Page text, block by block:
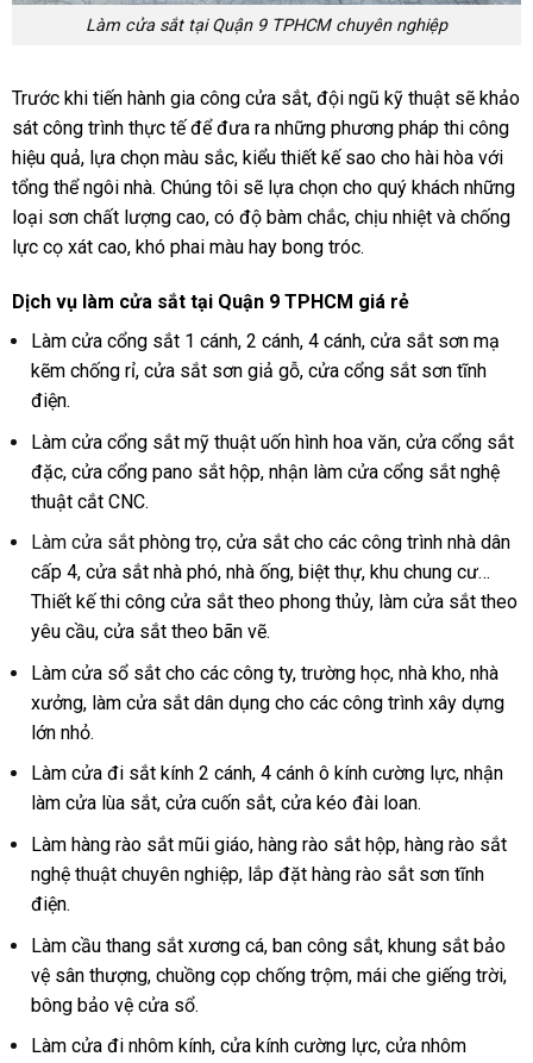
Làm cửa sắt tại Quận 9 TPHCM chuyên nghiệp
Trước khi tiến hành gia công cửa sắt, đội ngũ kỹ thuật sẽ khảo
sát công trình thực tế để đưa ra những phương pháp thi công
hiệu quả, lựa chọn màu sắc, kiểu thiết kế sao cho hài hòa với
tổng thể ngôi nhà. Chúng tôi sẽ lựa chọn cho quý khách những
loại sơn chất lượng cao, có độ bàm chắc, chịu nhiệt và chống
lực cọ xát cao, khó phai màu hay bong tróc.
Dịch vụ làm cửa sắt tại Quận 9 TPHCM giá rẻ
Làm cửa cổng sắt 1 cánh, 2 cánh, 4 cánh, cửa sắt sơn mạ
kẽm chống rỉ, cửa sắt sơn giả gỗ, cửa cổng sắt sơn tĩnh
điện.
Làm cửa cổng sắt mỹ thuật uốn hình hoa văn, cửa cổng sắt
đặc, cửa cổng pano sắt hộp, nhận làm cửa cổng sắt nghệ
thuật cắt CNC.
Làm cửa sắtphòng trọ, cửa sắt cho các công trình nhà dân
cấp 4, cửa sắt nhà phó, nhà ống, biệt thự, khu chung cư…
Thiết kế thi công cửa sắt theo phong thủy, làm cửa sắt theo
yêu cầu, cửa sắt theo bãn vẽ.
Làm cửa sổ sắt cho các công ty, trường học, nhà kho, nhà
xưởng, làm cửa sắt dân dụng cho các công trình xây dựng
lớn nhỏ.
Làm cửa đi sắt kính 2 cánh, 4 cánh ô kính cường lực, nhận
làm cửa lùa sắt, cửa cuốn sắt, cửa kéo đài loan.
Làm hàng rào sắt mũi giáo, hàng rào sắt hộp, hàng rào sắt
nghệ thuật chuyên nghiệp, lắp đặt hàng rào sắt sơn tĩnh
điện.
Làm cầu thang sắt xương cá, ban công sắt, khung sắt bảo
vệ sân thượng, chuồng cọp chống trộm, mái che giếng trời,
bông bảo vệ cửa sổ.
Làm cửa đi nhôm kính, cửa kính cường lực, cửa nhôm